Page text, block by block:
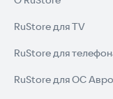
RuStore для TV
RuStore для
RuStore для ОС